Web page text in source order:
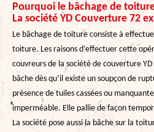
Pourquoi le bâchage de
La société YD Couverture 72
Le bâchage de toiture consiste à
toiture. Les raisons d’effectuer cette
couvreurs de la société de couverture
bâche dès qu’il existe un soupçon de
présence de tuiles cassées ou
imperméable. Elle pallie de façon
La société pose aussi la bâche sur la